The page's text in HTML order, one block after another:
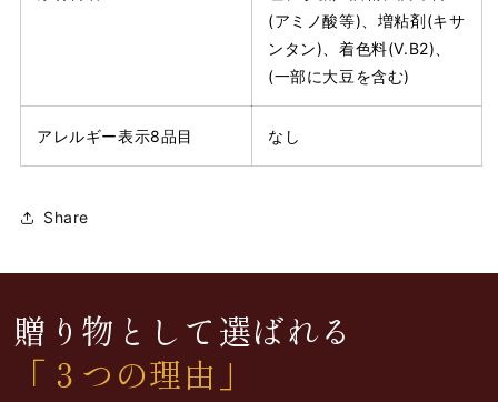
(アミノ酸等)、増粘剤(キサ
ンタン)、着色料(V.B2)、
(一部に大豆を含む)
アレルギー表示8品目 なし
Share
贈り物として選ばれる
「３つの理由」